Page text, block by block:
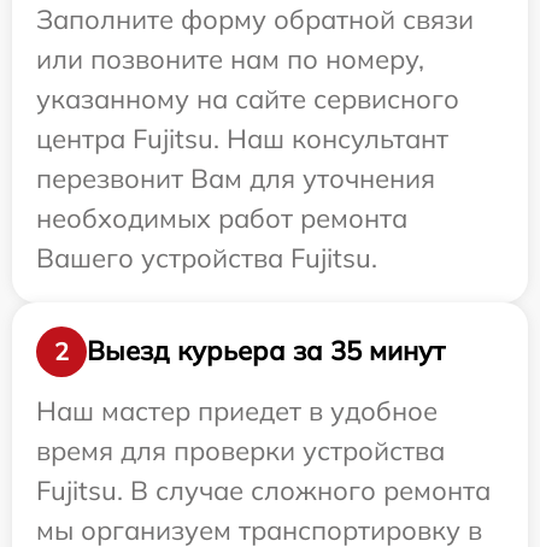
Заполните форму обратной связи
или позвоните нам по номеру,
указанному на сайте сервисного
центра Fujitsu. Наш консультант
перезвонит Вам для уточнения
необходимых работ ремонта
Вашего устройства Fujitsu.
2
Выезд курьера за 35 минут
Наш мастер приедет в удобное
время для проверки устройства
Fujitsu. В случае сложного ремонта
мы организуем транспортировку в